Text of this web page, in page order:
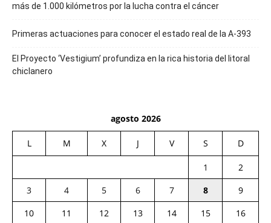
más de 1.000 kilómetros por la lucha contra el cáncer
Primeras actuaciones para conocer el estado real de la A-393
El Proyecto ‘Vestigium’ profundiza en la rica historia del litoral
chiclanero
agosto 2026
L M X J V S D
1
2
3
4 5 6 7 8
9
10
11 12 13 14 15
16